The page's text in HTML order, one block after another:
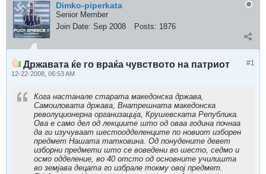
Dimko-piperkata
Senior Member
Join Date: Sep 2008 Posts: 1876
#1
Државата ќе го враќа чувството на патриот
12-22-2008, 06:53 AM
Кога настанале старата македонска држава,
Самоиловата држава, Внатрешната македонска
револуционерна организација, Крушевската Република.
Ова е само дел од лекциите што од оваа година почнаа
да ги изучуваат шестоодделенците по новиот изборен
предмет Нашата татковина. Од понудените девет
изборни предмети што се воведени во шесто, седмо и
осмо одделение, во 40 отсто од основните училишта
во земјава децата го избрале токму овој предмет.